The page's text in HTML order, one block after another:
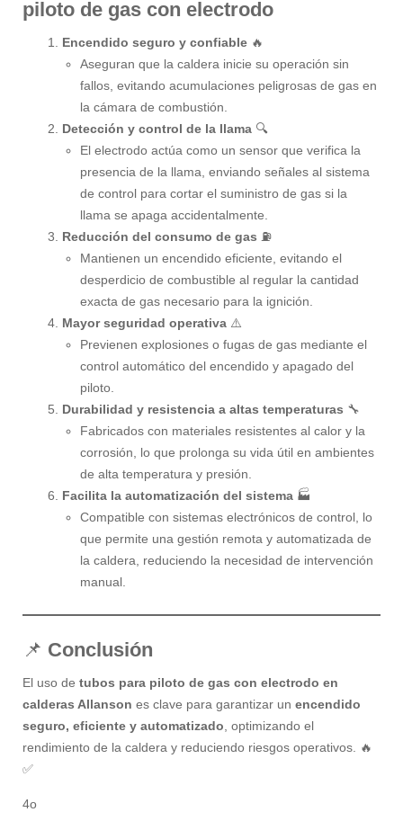
piloto de gas con electrodo
Encendido seguro y confiable 🔥
Aseguran que la caldera inicie su operación sin
fallos, evitando acumulaciones peligrosas de gas en
la cámara de combustión.
Detección y control de la llama 🔍
El electrodo actúa como un sensor que verifica la
presencia de la llama, enviando señales al sistema
de control para cortar el suministro de gas si la
llama se apaga accidentalmente.
Reducción del consumo de gas ⛽
Mantienen un encendido eficiente, evitando el
desperdicio de combustible al regular la cantidad
exacta de gas necesario para la ignición.
Mayor seguridad operativa ⚠️
Previenen explosiones o fugas de gas mediante el
control automático del encendido y apagado del
piloto.
Durabilidad y resistencia a altas temperaturas 🔧
Fabricados con materiales resistentes al calor y la
corrosión, lo que prolonga su vida útil en ambientes
de alta temperatura y presión.
Facilita la automatización del sistema 🏭
Compatible con sistemas electrónicos de control, lo
que permite una gestión remota y automatizada de
la caldera, reduciendo la necesidad de intervención
manual.
📌 Conclusión
El uso de tubos para piloto de gas con electrodo en
calderas Allanson es clave para garantizar un encendido
seguro, eficiente y automatizado , optimizando el
rendimiento de la caldera y reduciendo riesgos operativos. 🔥
✅
4o